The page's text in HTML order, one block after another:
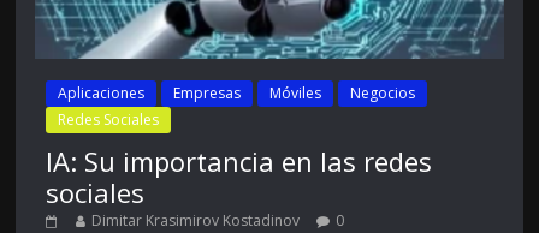
Aplicaciones Empresas Móviles
Negocios
Redes Sociales
IA: Su importancia en las redes
sociales
Dimitar Krasimirov Kostadinov 0